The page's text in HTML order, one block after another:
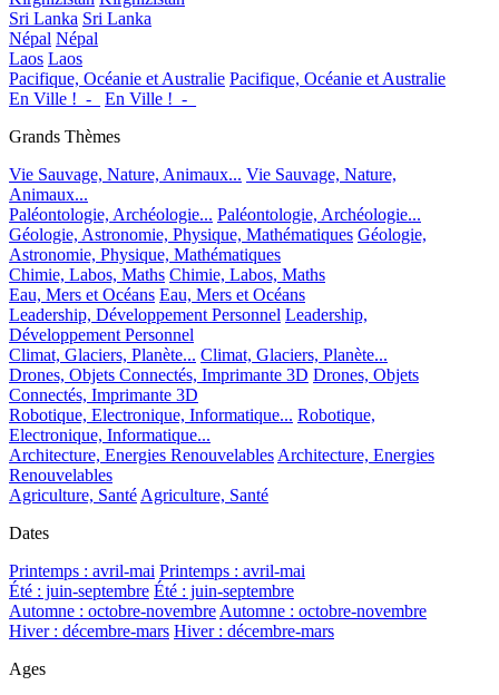
Sri Lanka Sri Lanka
Népal Népal
Laos Laos
Pacifique, Océanie et Australie Pacifique, Océanie et Australie
En Ville !_-_
En Ville !_-_
Grands Thèmes
Vie Sauvage, Nature, Animaux... Vie Sauvage, Nature,
Animaux...
Paléontologie, Archéologie... Paléontologie, Archéologie...
Géologie, Astronomie, Physique, Mathématiques Géologie,
Astronomie, Physique, Mathématiques
Chimie, Labos, Maths Chimie, Labos, Maths
Eau, Mers et Océans Eau, Mers et Océans
Leadership, Développement Personnel Leadership,
Développement Personnel
Climat, Glaciers, Planète... Climat, Glaciers, Planète...
Drones, Objets Connectés, Imprimante 3D Drones, Objets
Connectés, Imprimante 3D
Robotique, Electronique, Informatique... Robotique,
Electronique, Informatique...
Architecture, Energies Renouvelables Architecture, Energies
Renouvelables
Agriculture, Santé Agriculture, Santé
Dates
Printemps : avril-mai Printemps : avril-mai
Été : juin-septembre Été : juin-septembre
Automne : octobre-novembre Automne : octobre-novembre
Hiver : décembre-mars Hiver : décembre-mars
Ages